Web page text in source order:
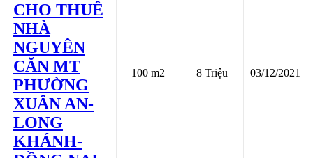
CHO THUÊ
NHÀ
NGUYÊN
CĂN MT
PHƯỜNG
XUÂN AN-
LONG
KHÁNH-
100 m2 8 Triệu 03/12/2021